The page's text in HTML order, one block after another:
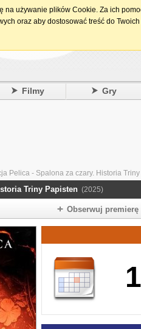
Filmy Gry
Pelica - Spalona za czary. Historia
Triny Papisten (2025)
Obserwuj premierę
na używanie plików Cookie. Za ich
oraz aby dostosować treść do